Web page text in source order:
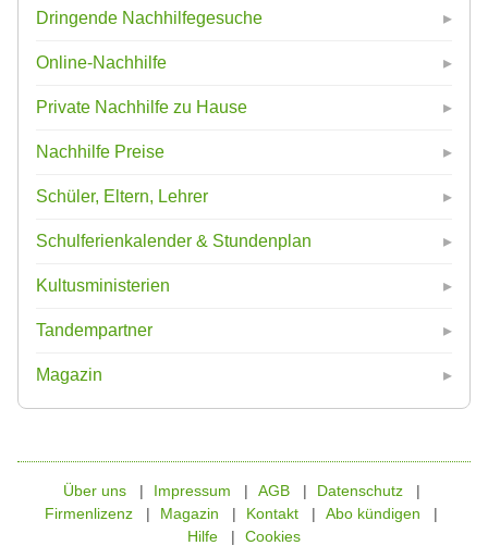
Dringende Nachhilfegesuche
Online-Nachhilfe
Private Nachhilfe zu Hause
Nachhilfe Preise
Schüler, Eltern, Lehrer
Schulferienkalender & Stundenplan
Kultusministerien
Tandempartner
Magazin
Über uns Impressum AGB
Datenschutz
Firmenlizenz
Magazin Kontakt
Abo kündigen
Hilfe
Cookies